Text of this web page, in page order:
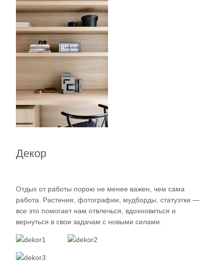
Декор
Отдых от работы порою не менее важен, чем сама
работа. Растения, фотографии, мудборды, статуэтки —
все это помогает нам отвлечься, вдохновиться и
вернуться в свои задачам с новыми силами.